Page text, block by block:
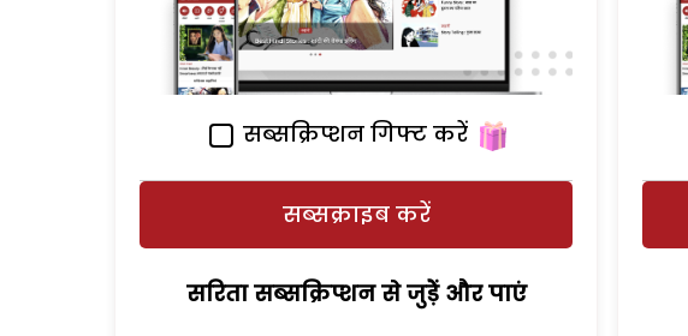
सब्सक्रिप्शन गिफ्ट करें
सब्सक्राइब करें
सरिता सब्सक्रिप्शन से जुड़ेें और पाएं